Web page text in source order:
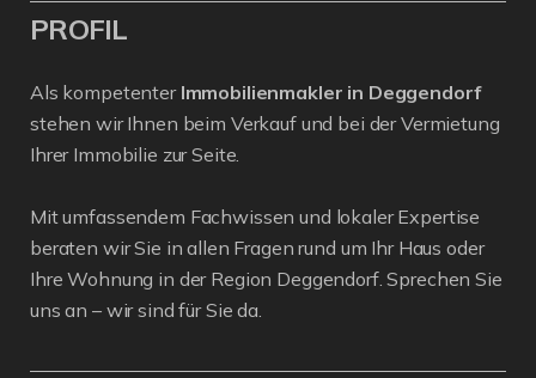
PROFIL
Als kompetenter Immobilienmakler in Deggendorf
stehen wir Ihnen beim Verkauf und bei der Vermietung
Ihrer Immobilie zur Seite.
Mit umfassendem Fachwissen und lokaler Expertise
beraten wir Sie in allen Fragen rund um Ihr Haus oder
Ihre Wohnung in der Region Deggendorf. Sprechen Sie
uns an – wir sind für Sie da.